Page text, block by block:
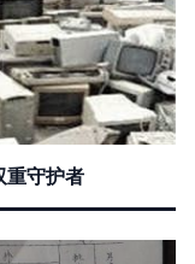
重守护者